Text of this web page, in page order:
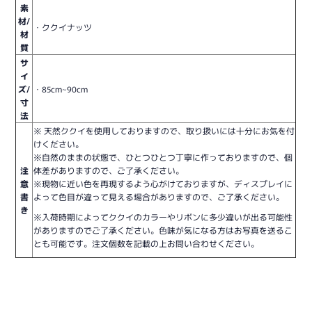
素
材/
材
質
・ククイナッツ
サ
イ
ズ/
寸
法
・85cm~90cm
注
意
書
き
※ 天然ククイを使用しておりますので、取り扱いには十分にお気を付
けください。
※自然のままの状態で、ひとつひとつ丁寧に作っておりますので、個
体差がありますので、ご了承ください。
※現物に近い色を再現するよう心がけておりますが、ディスプレイに
よって色目が違って見える場合がありますので、ご了承ください。
※入荷時期によってククイのカラーやリボンに多少違いが出る可能性
がありますのでご了承ください。色味が気になる方はお写真を送るこ
とも可能です。注文個数を記載の上お問い合わせください。